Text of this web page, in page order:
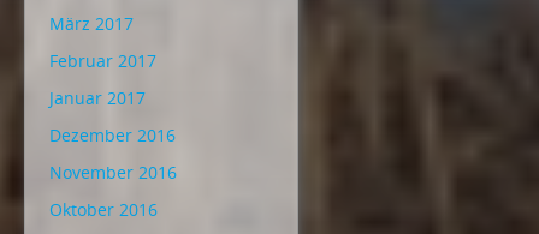
März 2017
Februar 2017
Januar 2017
Dezember 2016
November 2016
Oktober 2016